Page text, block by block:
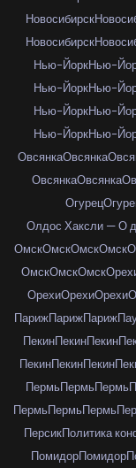
Новосибирск
Новосибирск
Нью-ЙоркНью-
Нью-ЙоркНью-
Нью-ЙоркНью-
Нью-ЙоркНью-
ОвсянкаОвсянка
ОвсянкаОвсянка
Огурец
Олдос Хаксли — О
ОмскОмскОмскОмск
ОмскОмскОмск
ОрехиОрехиОрехи
ПарижПарижПариж
ПекинПекинПекин
ПекинПекинПекин
ПермьПермьПермь
ПермьПермьПермь
ПерсикПолитика
ПомидорПомидор